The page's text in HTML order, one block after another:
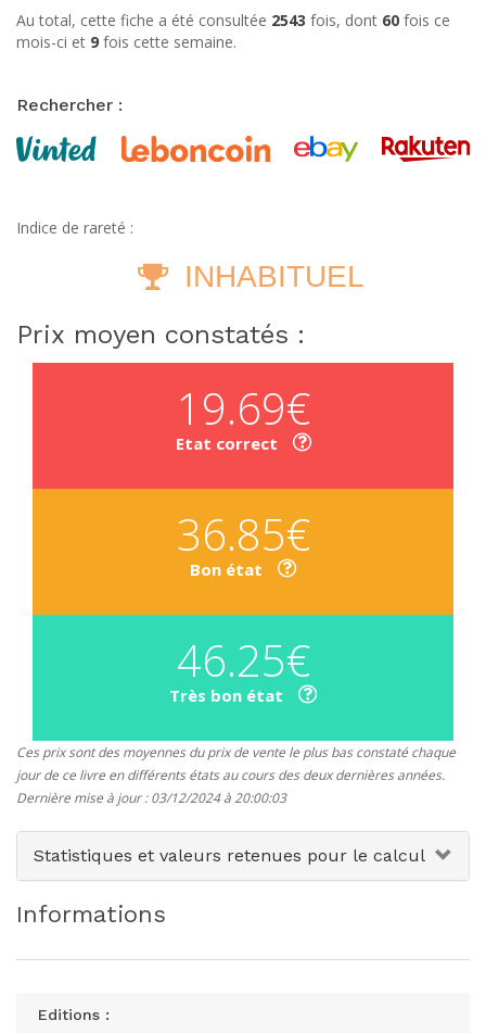
Au total, cette fiche a été consultée 2543 fois, dont 60 fois ce
mois-ci et 9 fois cette semaine.
Rechercher :
Indice de rareté :
INHABITUEL
Prix moyen constatés :
19.69€
Etat correct
36.85€
Bon état
46.25€
Très bon état
Ces prix sont des moyennes du prix de vente le plus bas constaté chaque
jour de ce livre en différents états au cours des deux dernières années.
Dernière mise à jour : 03/12/2024 à 20:00:03
Statistiques et valeurs retenues pour le calcul
Informations
Editions :